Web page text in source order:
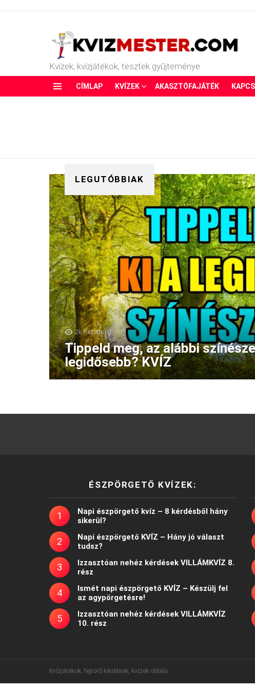
Kvízek, kvízjátékok, tesztek gyűjteménye
CÍMLAP KVÍZEK AKASZTÓFAJÁTÉK
LEGUTÓBBIAK
2k nézettség
Tippeld meg, az alábbi
legidősebb? KVÍZ
ÉSZPÖRGETŐ KVÍZEK:
Napi észpörgető kvíz – 8 kérdésből hány
sikerül?
Napi észpörgető KVÍZ – Hány jó választ
tudsz?
Izzasztóan nehéz kérdések VILLÁMKVÍZ 8.
rész
Ismét napi észpörgető KVÍZ – Készülj fel
az agypörgetésre!
Izzasztóan nehéz kérdések VILLÁMKVÍZ
10. rész
Kvízjátékok, fejtörő kérdések, kvízek oldala